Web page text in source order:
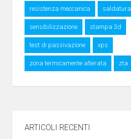
resistenza meccanica saldatura
sensibilizzazione stampa 3d
test di passivazione xps
zona termicamente alterata zta
ARTICOLI RECENTI